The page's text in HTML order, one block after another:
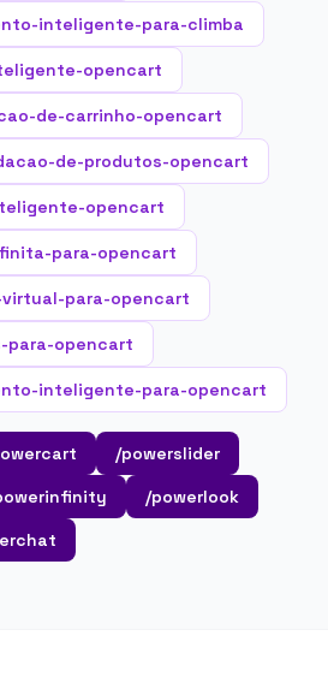
inteligente-para-climba
opencart
de-carrinho-opencart
de-produtos-opencart
opencart
para-opencart
para-opencart
para-opencart
inteligente-para-opencart
/powerslider
/powerlook